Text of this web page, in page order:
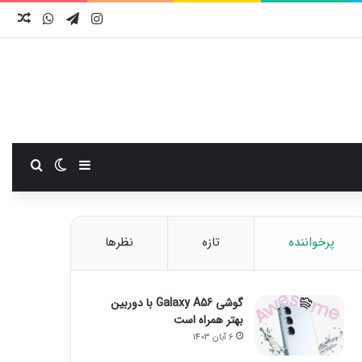
اینستاگرام
تلگرام واتس
سایدبارتغییر
پرخواننده تازه نظرها
گوشی Galaxy A56 با دوربین
بهتر همراه است
6 آبان 1403